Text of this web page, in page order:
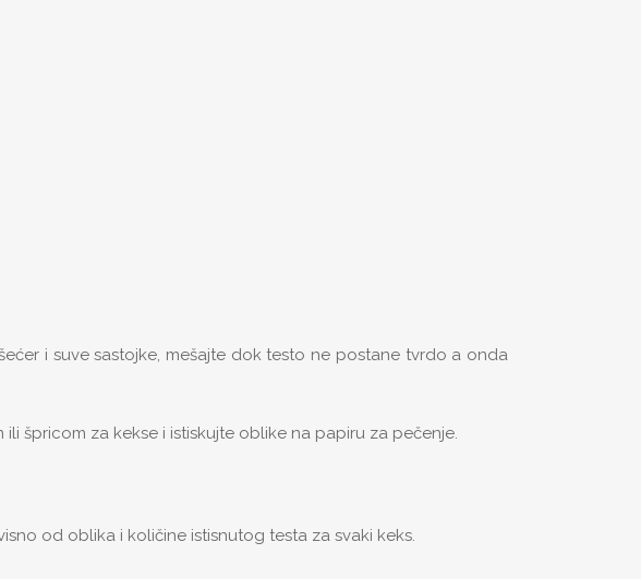
i suve sastojke, mešajte dok testo ne postane tvrdo a onda
špricom za kekse i istiskujte oblike na papiru za pečenje.
od oblika i količine istisnutog testa za svaki keks.